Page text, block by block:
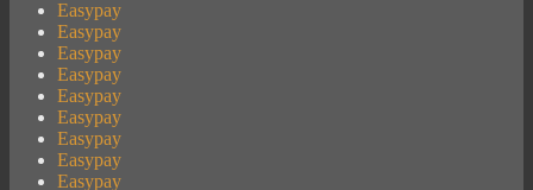
Easypay
Easypay
Easypay
Easypay
Easypay
Easypay
Easypay
Easypay
Easypay